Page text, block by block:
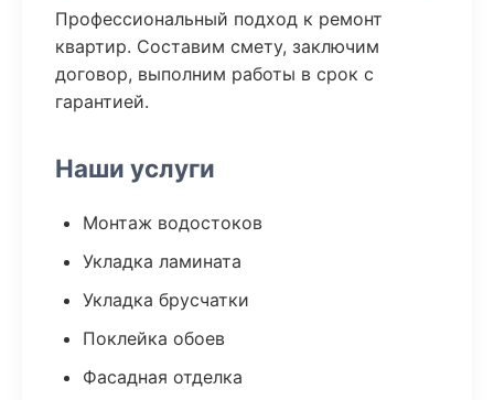
Профессиональный подход к ремонт
квартир. Составим смету, заключим
договор, выполним работы в срок с
гарантией.
Наши услуги
Монтаж водостоков
Укладка ламината
Укладка брусчатки
Поклейка обоев
Фасадная отделка